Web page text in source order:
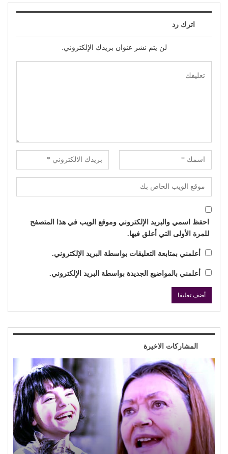
اترك رد
لن يتم نشر عنوان بريدك الإلكتروني.
احفظ اسمي والبريد الإلكتروني وموقع الويب في هذا المتصفح
للمرة الأولى التي أعلق فيها.
أعلمني بمتابعة التعليقات بواسطة البريد الإلكتروني.
أعلمني بالمواضيع الجديدة بواسطة البريد الإلكتروني.
المشاركات الاخيرة